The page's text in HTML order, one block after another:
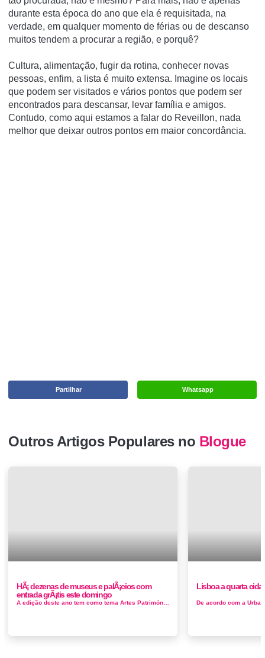
durante esta época do ano que ela é requisitada, na
verdade, em qualquer momento de férias ou de descanso
muitos tendem a procurar a região, e porquê?
Cultura, alimentação, fugir da rotina, conhecer novas
pessoas, enfim, a lista é muito extensa. Imagine os locais
que podem ser visitados e vários pontos que podem ser
encontrados para descansar, levar família e amigos.
Contudo, como aqui estamos a falar do Reveillon, nada
melhor que deixar outros pontos em maior concordância.
Whatsapp
Partilhar
Outros Artigos Populares no Blogue
HÃ¡ dezenas de museus e palÃ¡cios com
entrada grÃ¡tis este domingo
Lisboa a quarta